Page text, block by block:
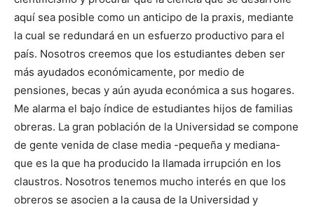
aquí sea posible como un anticipo de la praxis, mediante
la cual se redundará en un esfuerzo productivo para el
país. Nosotros creemos que los estudiantes deben ser
más ayudados económicamente, por medio de
pensiones, becas y aún ayuda económica a sus hogares.
Me alarma el bajo índice de estudiantes hijos de familias
obreras. La gran población de la Universidad se compone
de gente venida de clase media -pequeña y mediana-
que es la que ha producido la llamada irrupción en los
claustros. Nosotros tenemos mucho interés en que los
obreros se asocien a la causa de la Universidad y